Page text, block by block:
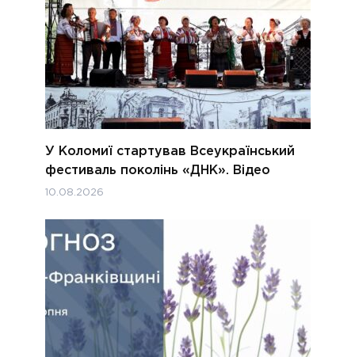
У Коломиї стартував Всеукраїнський
фестиваль поколінь «ДНК». Відео
10.08.2026